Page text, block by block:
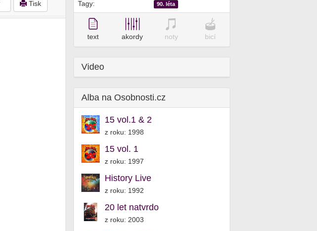
Tisk Tagy: 90. léta
text akordy noty bicí
Video
Alba na Osobnosti.cz
15 vol.1 & 2
z roku: 1998
15 vol. 1
z roku: 1997
History Live
z roku: 1992
20 let natvrdo
z roku: 2003